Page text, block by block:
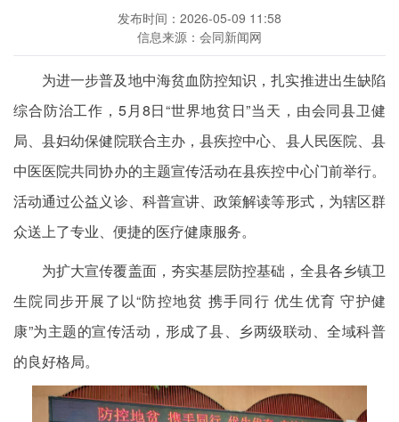
发布时间：2026-05-09 11:58
信息来源：会同新闻网
为进一步普及地中海贫血防控知识，扎实推进出生缺陷
综合防治工作，5月8日“世界地贫日”当天，由会同县卫健
局、县妇幼保健院联合主办，县疾控中心、县人民医院、县
中医医院共同协办的主题宣传活动在县疾控中心门前举行。
活动通过公益义诊、科普宣讲、政策解读等形式，为辖区群
众送上了专业、便捷的医疗健康服务。
为扩大宣传覆盖面，夯实基层防控基础，全县各乡镇卫
生院同步开展了以“防控地贫 携手同行 优生优育 守护健
康”为主题的宣传活动，形成了县、乡两级联动、全域科普
的良好格局。